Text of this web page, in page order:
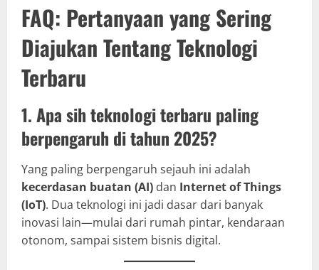
FAQ: Pertanyaan yang Sering
Diajukan Tentang Teknologi
Terbaru
1. Apa sih teknologi terbaru paling
berpengaruh di tahun 2025?
Yang paling berpengaruh sejauh ini adalah
kecerdasan buatan (AI) dan Internet of Things
(IoT). Dua teknologi ini jadi dasar dari banyak
inovasi lain—mulai dari rumah pintar, kendaraan
otonom, sampai sistem bisnis digital.